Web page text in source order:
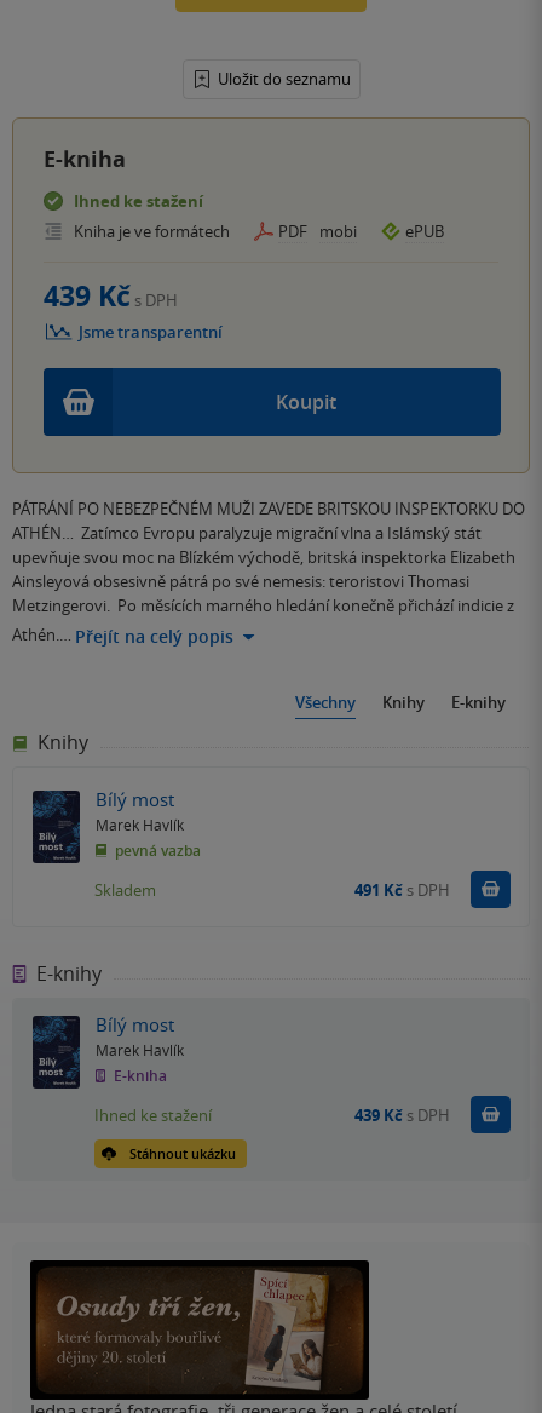
Uložit do seznamu
E-kniha
Ihned ke stažení
Kniha je ve formátech
PDF mobi ePUB
Koupit
439 Kč s DPH
Jsme transparentní
PÁTRÁNÍ PO NEBEZPEČNÉM MUŽI ZAVEDE BRITSKOU INSPEKTORKU DO
ATHÉN… Zatímco Evropu paralyzuje migrační vlna a Islámský stát
upevňuje svou moc na Blízkém východě, britská inspektorka Elizabeth
Ainsleyová obsesivně pátrá po své nemesis: teroristovi Thomasi
Metzingerovi. Po měsících marného hledání konečně přichází indicie z
Athén.… Přejít na celý popis
Všechny Knihy E-knihy
Knihy
Bílý most
Marek Havlík
pevná vazba
Skladem 491 Kč s DPH
E-knihy
Bílý most
Marek Havlík
E-kniha
Stáhnout ukázku
Ihned ke stažení 439 Kč s DPH Koupit